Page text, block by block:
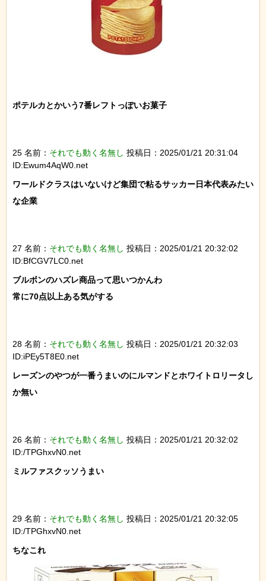
ポテルカとかいう7番レフトっぽいお菓子
25 名前： それでも動く名無し 投稿日：2025/01/21 20:31:04
ID:Ewum4AqW0.net
ワールドクラスはいないけど集団で粘るサッカー日本代表みたい
な企業
27 名前： それでも動く名無し 投稿日：2025/01/21 20:32:02
ID:BfCGV7LC0.net
ブルボンのハズレ商品って思いつかんわ
常に70点以上ある気がする
28 名前： それでも動く名無し 投稿日：2025/01/21 20:32:03
ID:iPEy5T8E0.net
レーズンのやつが一番うまいのにルマンドとホワイトロリータし
か無い
26 名前： それでも動く名無し 投稿日：2025/01/21 20:32:02
ID:/TPGhxvN0.net
ミルファスクッソうまい
29 名前： それでも動く名無し 投稿日：2025/01/21 20:32:05
ID:/TPGhxvN0.net